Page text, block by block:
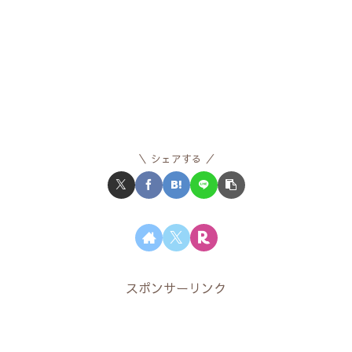
シェアする
スポンサーリンク